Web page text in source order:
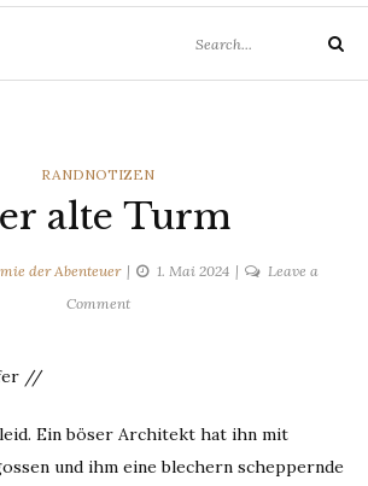
for:
Search
CATEGORIES
RANDNOTIZEN
alte Turm
der Abenteuer 1. Mai 2024
Leave a
Commenton
//
Ein böser Architekt hat ihn mit
und ihm eine blechern scheppernde